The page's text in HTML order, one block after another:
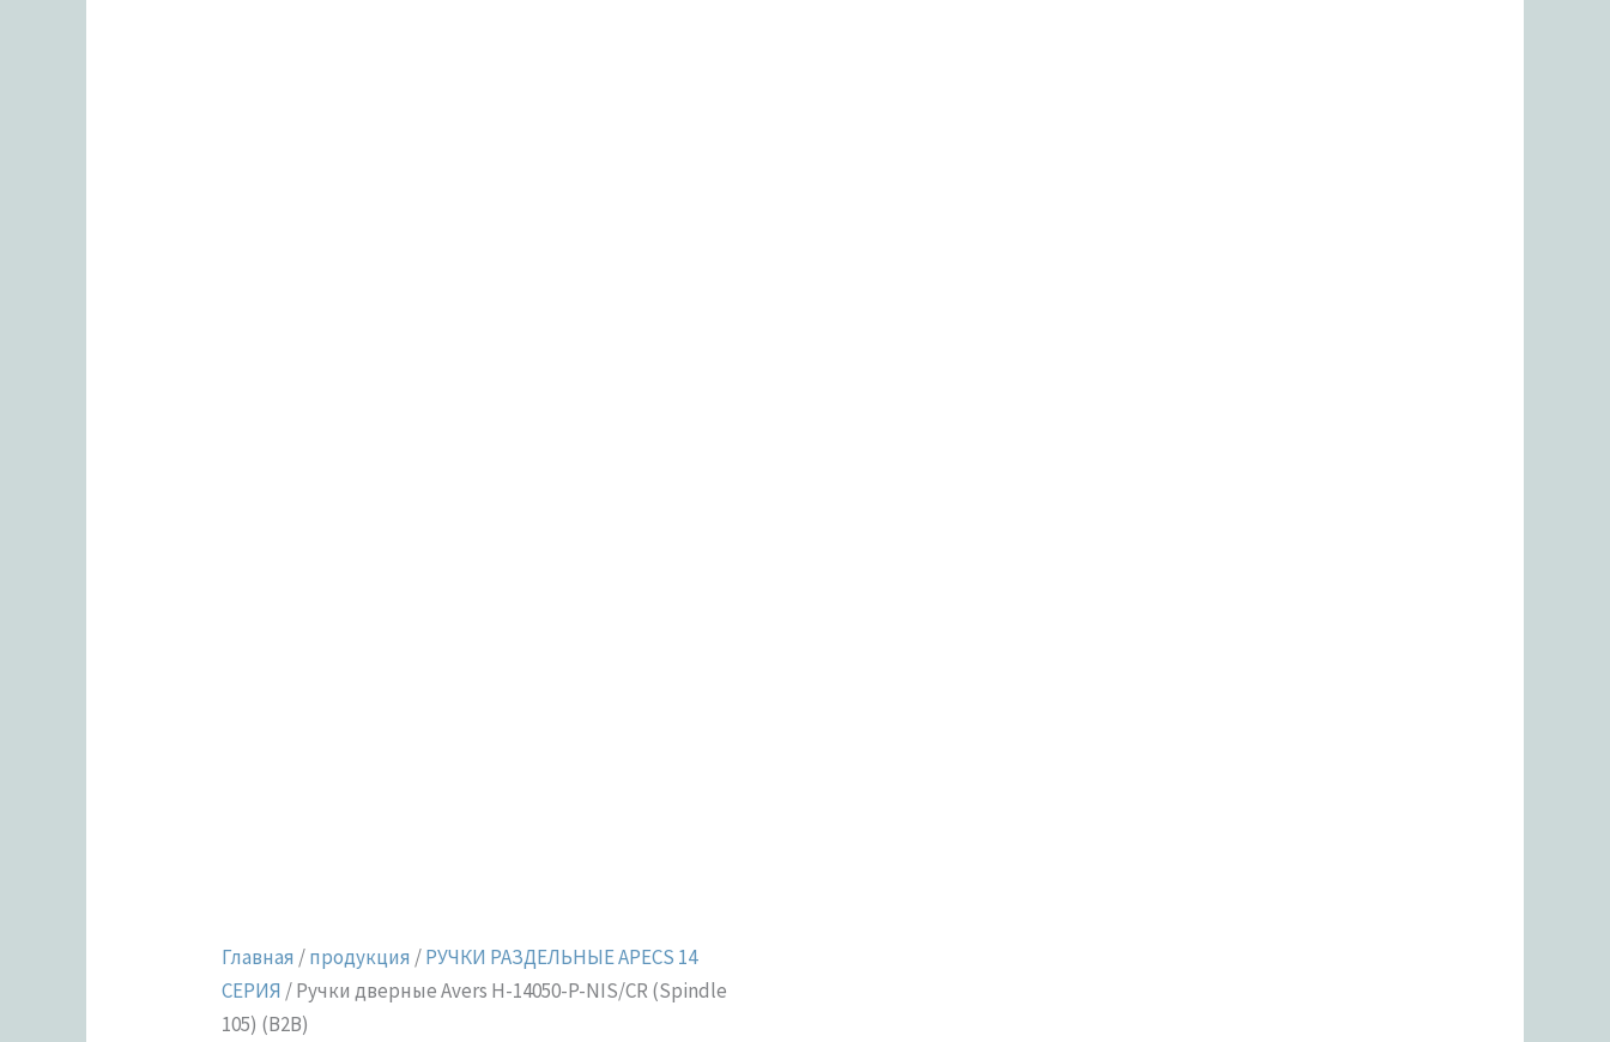
Главная /продукция /РУЧКИ РАЗДЕЛЬНЫЕ APECS 14
СЕРИЯ / Ручки дверные Avers H-14050-P-NIS/CR (Spindle
105) (B2B)